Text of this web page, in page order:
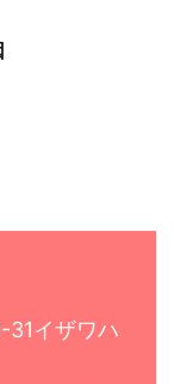
31イザワハ